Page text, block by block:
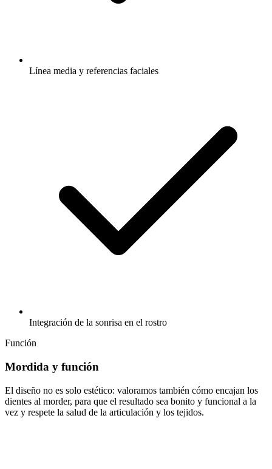
Línea media y referencias faciales
Integración de la sonrisa en el rostro
Función
Mordida y función
El diseño no es solo estético: valoramos también cómo encajan los
dientes al morder, para que el resultado sea bonito y funcional a la
vez y respete la salud de la articulación y los tejidos.